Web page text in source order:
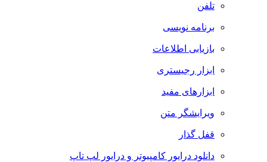
تلفن
برنامه نویسی
بازیابی اطلاعات
ابزار رجیستری
ابزارهای مفید
ویرایشگر متن
قفل گذار
دانلود درایور کامپیوتر و درایور لپ تاپ